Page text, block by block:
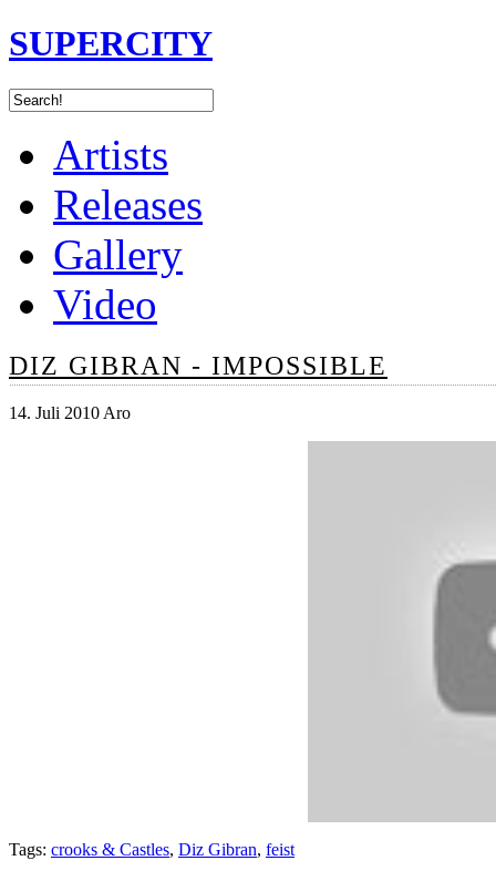
SUPERCITY
Artists
Releases
Gallery
Video
DIZ GIBRAN - IMPOSSIBLE
14. Juli 2010 Aro
Tags: crooks & Castles, Diz Gibran, feist